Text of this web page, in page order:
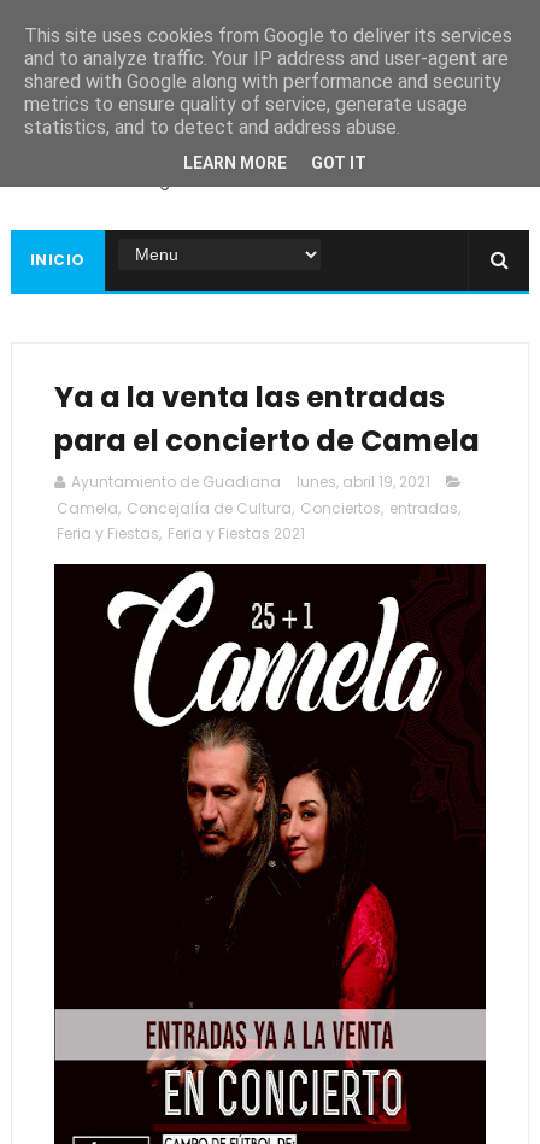
Ayuntamiento de
Guadiana
INICIO
Ya a la venta las entradas
para el concierto de Camela
Ayuntamiento de Guadiana
lunes, abril 19, 2021
Camela, Concejalía de Cultura, Conciertos, entradas,
Feria y Fiestas, Feria y Fiestas 2021
This site uses cookies from Google to deliver its services
and to analyze traffic. Your IP address and user-agent are
shared with Google along with performance and security
metrics to ensure quality of service, generate usage
statistics, and to detect and address abuse.
LEARN MORE GOT IT